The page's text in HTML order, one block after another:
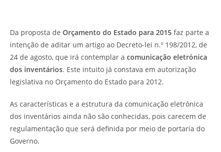
Da proposta de Orçamento do Estado para 2015 faz parte a
intenção de aditar um artigo ao Decreto-lei n.º 198/2012, de
24 de agosto, que irá contemplar a comunicação eletrónica
dos inventários. Este intuito já constava em autorização
legislativa no Orçamento do Estado para 2012.
As características e a estrutura da comunicação eletrónica
dos inventários ainda não são conhecidas, pois carecem de
regulamentação que será definida por meio de portaria do
Governo.